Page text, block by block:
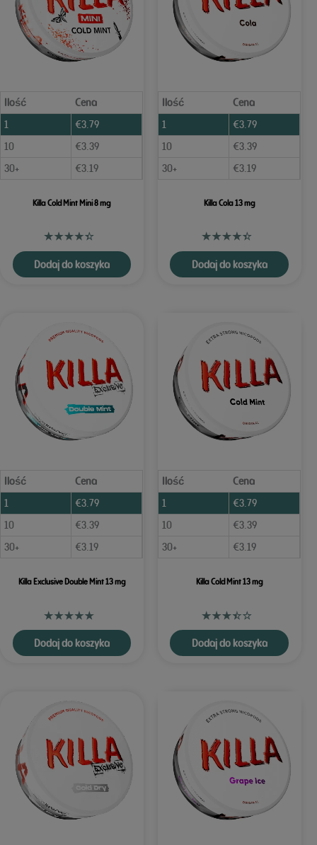
Ilość
Cena
1
€3.79
10
€3.39
30+
€3.19
Killa Cold Mint Mini 8 mg
Dodaj do koszyka
Ilość
Cena
1
€3.79
10
€3.39
30+
€3.19
Killa Cola 13 mg
Dodaj do koszyka
Ilość
Cena
1
€3.79
10
€3.39
30+
€3.19
Killa Exclusive Double Mint 13 mg
Dodaj do koszyka
Ilość
Cena
1
€3.79
10
€3.39
30+
€3.19
Killa Cold Mint 13 mg
Dodaj do koszyka